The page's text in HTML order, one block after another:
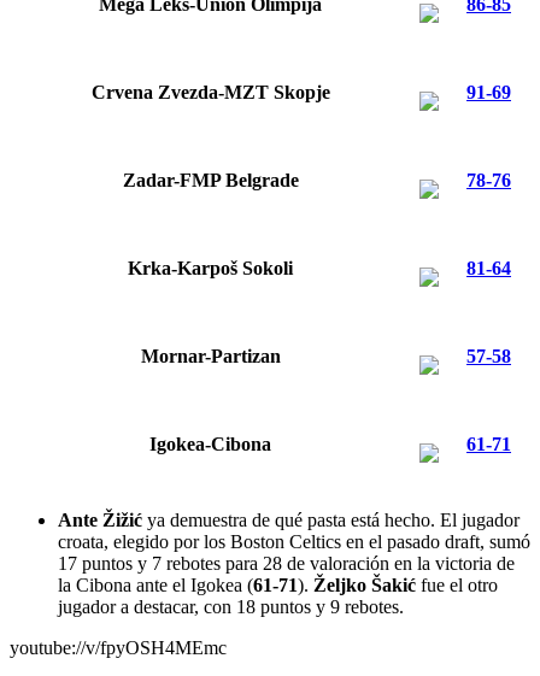
Crvena Zvezda-MZT Skopje 91-69
Zadar-FMP Belgrade 78-76
Krka-Karpoš Sokoli 81-64
Mornar-Partizan 57-58
Igokea-Cibona 61-71
Ante Žižić ya demuestra de qué pasta está hecho. El jugador
croata, elegido por los Boston Celtics en el pasado draft, sumó
17 puntos y 7 rebotes para 28 de valoración en la victoria de
la Cibona ante el Igokea (61-71). Željko Šakić fue el otro
jugador a destacar, con 18 puntos y 9 rebotes.
youtube://v/fpyOSH4MEmc